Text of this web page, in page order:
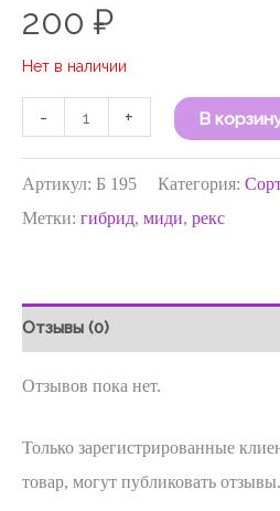
200 ₽
Нет в наличии
- + В
Артикул: Б 195 Категория:
Метки: гибрид, миди, рекс
Отзывы (0)
Отзывов пока нет.
Только зарегистрированные
товар, могут публиковать отзывы.